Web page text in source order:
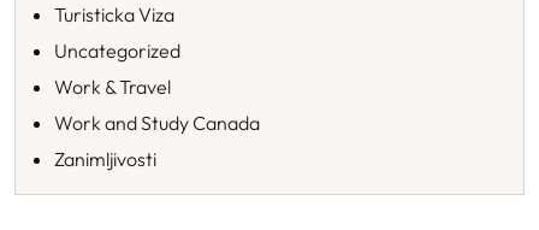
Turisticka Viza
Uncategorized
Work & Travel
Work and Study Canada
Zanimljivosti